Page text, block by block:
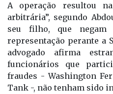
A operação resultou
arbitrária”, segundo
seu filho, que negam
representação perante a
advogado afirma
funcionários que
fraudes - Washington
Tank -, não tenham sido